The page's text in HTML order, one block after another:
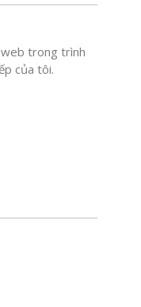
trong trình
của tôi.